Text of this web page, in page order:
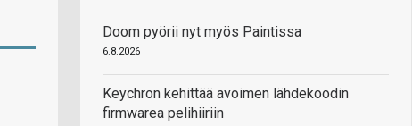
Doom pyörii nyt myös Paintissa
6.8.2026
Keychron kehittää avoimen lähdekoodin
firmwarea pelihiiriin